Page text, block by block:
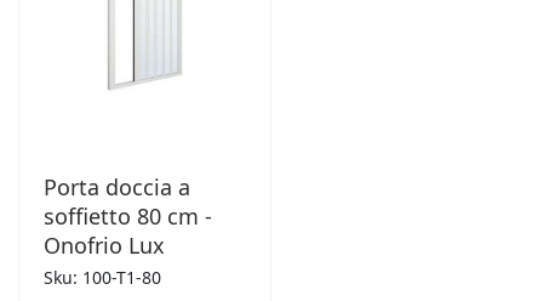
Porta doccia a
soffietto 80 cm -
Onofrio Lux
Sku: 100-T1-80